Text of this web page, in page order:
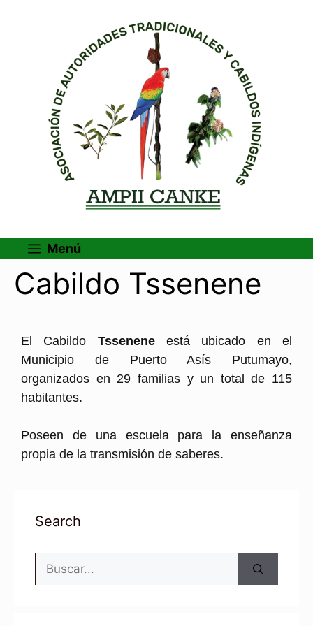
Menú
Cabildo Tssenene
El Cabildo Tsseneneestá ubicado en el
Municipio de Puerto Asís Putumayo,
organizados en 29 familias y un total de 115
habitantes.
Poseen de una escuela para la enseñanza
propia de la transmisión de saberes.
Search